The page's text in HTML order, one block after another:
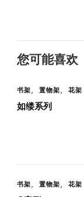
您可能喜欢
书架 置物架 花架
如缕系列
书架 置物架 花架